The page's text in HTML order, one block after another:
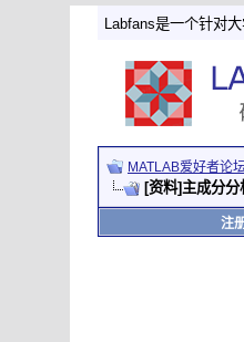
Labfans是一个针对
MATLAB爱好者论
[资料]主成分分
注